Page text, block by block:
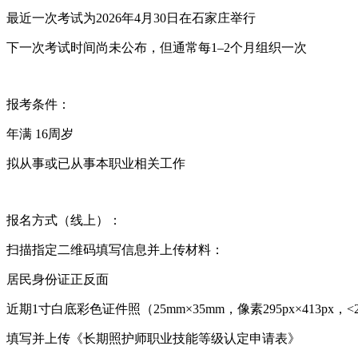
最近一次考试为‌2026年4月30日‌在石家庄举行 ‌‌
下一次考试时间尚未公布，但通常每1–2个月组织一次
‌报考条件‌：
年满 ‌16周岁‌
拟从事或已从事本职业相关工作 ‌‌
‌报名方式‌（线上）：
扫描指定二维码填写信息并上传材料：
居民身份证正反面
近期1寸白底彩色证件照（25mm×35mm，像素295px×413px，
填写并上传《长期照护师职业技能等级认定申请表》‌‌